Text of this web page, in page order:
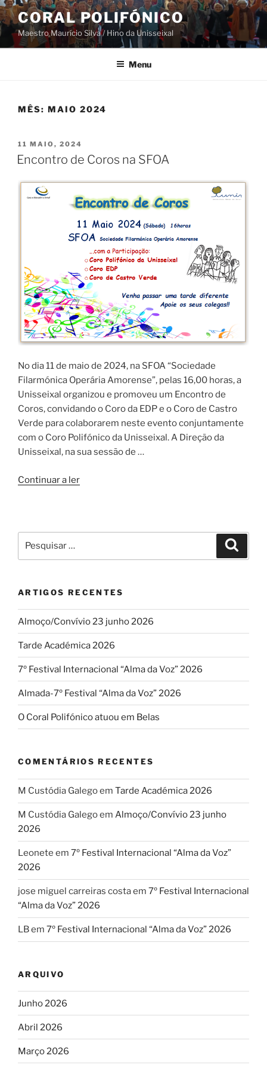
Saltar
para
o
conteúdo
CORAL POLIFÓNICO
Maestro Maurício Silva / Hino da Unisseixal
Menu
MÊS: MAIO 2024
PUBLICADO
EM
11 MAIO, 2024
Encontro de Coros na SFOA
No dia 11 de maio de 2024, na SFOA “Sociedade
Filarmónica Operária Amorense”, pelas 16,00 horas, a
Unisseixal organizou e promoveu um Encontro de
Coros, convidando o Coro da EDP e o Coro de Castro
Verde para colaborarem neste evento conjuntamente
com o Coro Polifónico da Unisseixal. A Direção da
Unisseixal, na sua sessão de …
Continuar a ler“Encontro
por:
ARTIGOS RECENTES
Almoço/Convívio 23 junho 2026
Tarde Académica 2026
7º Festival Internacional “Alma da Voz” 2026
Almada-7º Festival “Alma da Voz” 2026
O Coral Polifónico atuou em Belas
COMENTÁRIOS RECENTES
M Custódia Galegoem Tarde Académica 2026
M Custódia Galegoem Almoço/Convívio 23 junho
2026
Leonete em 7º Festival Internacional “Alma da Voz”
2026
jose miguel carreiras costaem 7º Festival Internacional
“Alma da Voz” 2026
LBem 7º Festival Internacional “Alma da Voz” 2026
ARQUIVO
Junho 2026
Abril 2026
Março 2026